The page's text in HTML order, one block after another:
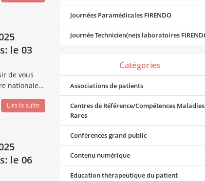
le 03
de vous
nationale…
Lire la suite
le 06
Journées Paramédicales FIRENDO
Journée Technicien(ne)s laboratoires
Catégories
Associations de patients
Centres de Référence/Compétences Maladies
Rares
Conférences grand public
Contenu numérique
Education thérapeutique du patient